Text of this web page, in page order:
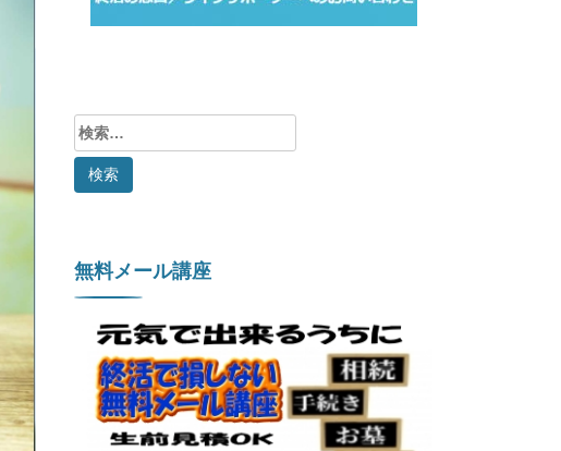
検
索:
無料メール講座